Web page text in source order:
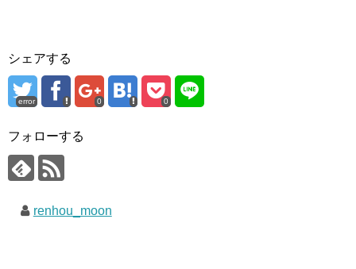
シェアする
error 0 0
フォローする
renhou_moon